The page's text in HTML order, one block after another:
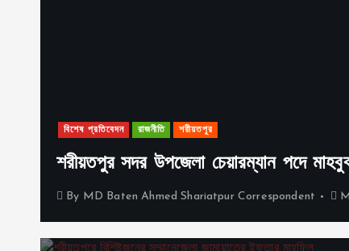
বিশেষ প্রতিবেদন রাজনীতি শরীয়তপুর
শরীয়তপুর সদর উপজেলা চেয়ারম্যান পদে
By MD Baten Ahmed Shariatpur Correspondent